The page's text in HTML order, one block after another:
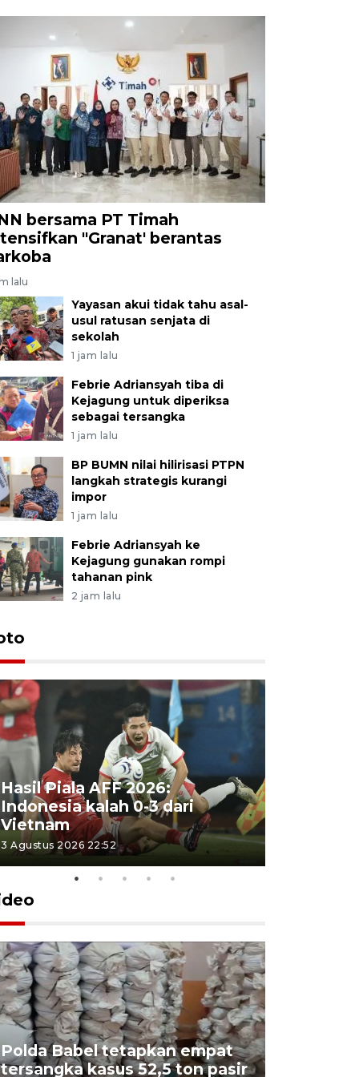
bersama PT Timah
"Granat' berantas
lalu
Yayasan akui tidak tahu asal-
usul ratusan senjata di
sekolah
1 jam lalu
Febrie Adriansyah tiba di
Kejagung untuk diperiksa
sebagai tersangka
1 jam lalu
BP BUMN nilai hilirisasi PTPN
langkah strategis kurangi
impor
1 jam lalu
Febrie Adriansyah ke
Kejagung gunakan rompi
tahanan pink
2 jam lalu
Hasil Piala AFF 2026:
Indonesia kalah 0-3 dari
Vietnam
3 Agustus 2026 22:52
Polda Babel tetapkan empat
tersangka kasus 52,5 ton pasir